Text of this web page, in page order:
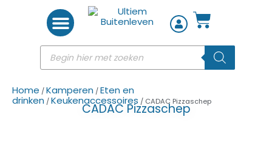
Home /Kamperen /Eten en
drinken /Keukenaccessoires / CADAC Pizzaschep
CADAC Pizzaschep